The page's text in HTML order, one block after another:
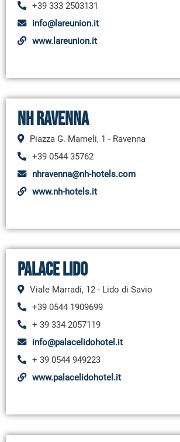
+39 333 2503131
info@lareunion.it
www.lareunion.it
NH Ravenna
Piazza G. Mameli, 1 - Ravenna
+39 0544 35762
nhravenna@nh-hotels.com
www.nh-hotels.it
Palace Lido
Viale Marradi, 12 - Lido di Savio
+39 0544 1909699
+ 39 334 2057119
info@palacelidohotel.it
+ 39 0544 949223
www.palacelidohotel.it